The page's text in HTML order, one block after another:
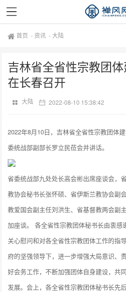
首页 - 资讯 -大陆
吉林省全省性宗教团
在长春召开
大陆 2022-08-10 15:38:42
2022年8月10日，吉林省全省性宗教团体
委统战部副部长罗立民莅会并讲话。
省委统战部九处处长高会彬出席座谈会，
教协会秘书长张怀硕、省伊斯兰教协会副
教爱国会副主任刘洪生、省基督教两会副
加座谈。 各全省性宗教团体秘书长由衷感
关心慰问和对各全省性宗教团体工作的指
府的坚强领导下，进一步增强大局意识、
好会务工作，不断加强团体自身建设，共
发展。会上，各全省性宗教团体秘书长先